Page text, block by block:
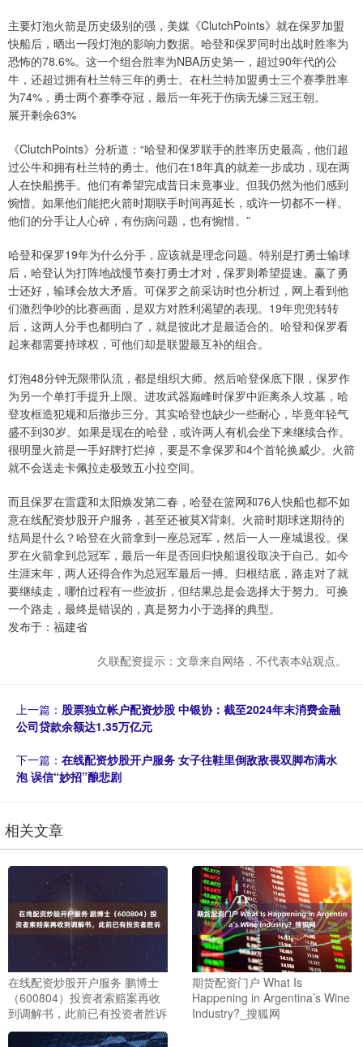
主要灯泡火箭是历史级别的强，美媒《ClutchPoints》就在保罗加盟
快船后，晒出一段灯泡的影响力数据。哈登和保罗同时出战时胜率为
恐怖的78.6%。这一个组合胜率为NBA历史第一，超过90年代的公
牛，还超过拥有杜兰特三年的勇士。在杜兰特加盟勇士三个赛季胜率
为74%，勇士两个赛季夺冠，最后一年死于伤病无缘三冠王朝。
展开剩余63%
《ClutchPoints》分析道：“哈登和保罗联手的胜率历史最高，他们超
过公牛和拥有杜兰特的勇士。他们在18年真的就差一步成功，现在两
人在快船携手。他们有希望完成昔日未竟事业。但我仍然为他们感到
惋惜。如果他们能把火箭时期联手时间再延长，或许一切都不一样。
他们的分手让人心碎，有伤病问题，也有惋惜。”
哈登和保罗19年为什么分手，应该就是理念问题。特别是打勇士输球
后，哈登认为打阵地战慢节奏打勇士才对，保罗则希望提速。赢了勇
士还好，输球会放大矛盾。可保罗之前采访时也分析过，网上看到他
们激烈争吵的比赛画面，是双方对胜利渴望的表现。19年兜兜转转
后，这两人分手也都明白了，就是彼此才是最适合的。哈登和保罗看
起来都需要持球权，可他们却是联盟最互补的组合。
灯泡48分钟无限带队流，都是组织大师。然后哈登保底下限，保罗作
为另一个单打手提升上限。进攻武器巅峰时保罗中距离杀人坟墓，哈
登攻框造犯规和后撤步三分。其实哈登也缺少一些耐心，毕竟年轻气
盛不到30岁。如果是现在的哈登，或许两人有机会坐下来继续合作。
很明显火箭是一手好牌打烂掉，要是不拿保罗和4个首轮换威少。火箭
就不会送走卡佩拉走极致五小拉空间。
而且保罗在雷霆和太阳焕发第二春，哈登在篮网和76人快船也都不如
意在线配资炒股开户服务，甚至还被莫X背刺。火箭时期球迷期待的
结局是什么？哈登在火箭拿到一座总冠军，然后一人一座城退役。保
罗在火箭拿到总冠军，最后一年是否回归快船退役取决于自己。如今
生涯末年，两人还得合作为总冠军最后一搏。归根结底，路走对了就
要继续走，哪怕过程有一些波折，但结果总是会选择大于努力。可换
一个路走，最终是错误的，真是努力小于选择的典型。
发布于：福建省
久联配资提示：文章来自网络，不代表本站观点。
上一篇： 股票独立帐户配资炒股 中银协：截至2024年末消费金融
公司贷款余额达1.35万亿元
下一篇： 在线配资炒股开户服务 女子往鞋里倒敌敌畏双脚布满水
泡 误信“妙招”酿悲剧
相关文章
在线配资炒股开户服务 鹏博士
（600804）投资者索赔案再收
到调解书，此前已有投资者胜诉
期货配资门户 What Is
Happening in Argentina’s Wine
Industry?_搜狐网